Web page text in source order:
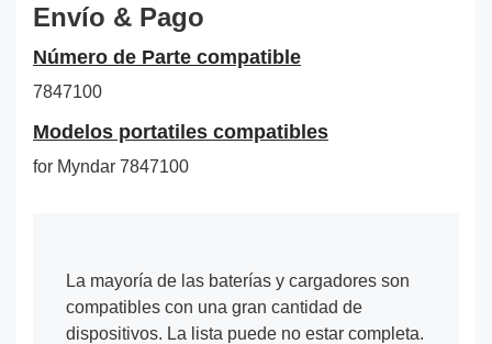
Envío & Pago
Número de Parte compatible
7847100
Modelos portatiles compatibles
for Myndar 7847100
La mayoría de las baterías y cargadores son
compatibles con una gran cantidad de
dispositivos. La lista puede no estar completa.